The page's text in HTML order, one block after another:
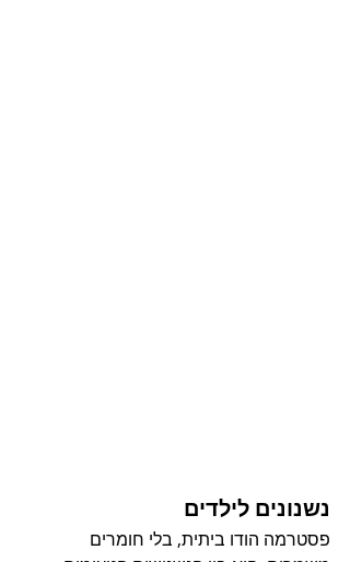
נשנונים לילדים
פסטרמה הודו ביתית, בלי חומרים